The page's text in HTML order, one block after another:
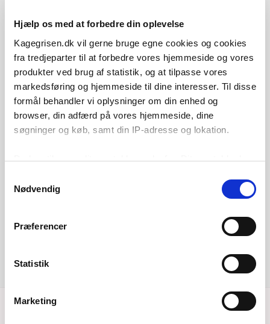
Hjælp os med at forbedre din oplevelse
Kagegrisen.dk vil gerne bruge egne cookies og cookies
fra tredjeparter til at forbedre vores hjemmeside og vores
produkter ved brug af statistik, og at tilpasse vores
markedsføring og hjemmeside til dine interesser. Til disse
formål behandler vi oplysninger om din enhed og
browser, din adfærd på vores hjemmeside, dine
søgninger og køb, samt din IP-adresse og lokation.
Du kan tilpasse dit samtykke nedenfor. Dit samtykke kan
på menupunktet ”Opdater cookie-indstillinger” nederst på
cookies. Vi bruger dog nogle cookies, der er nødvendige
for at hjemmesiden fungerer, og som derfor ikke kan
Nødvendig
Præferencer
Statistik
Marketing
Hej!
Mit navn er Mette. 😃
Det er mig der står bag Kagegrisen.
Jeg pakker på livet løs alle ugens hverdage
jeg kan hjælpe med.